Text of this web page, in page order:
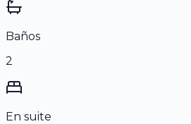
Baños
2
En suite